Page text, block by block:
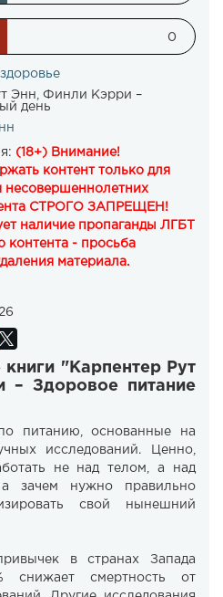
0
Энн, Финли Кэрри –
день
(18+) Внимание!
контент только для
несовершеннолетних
СТРОГО ЗАПРЕЩЕН!
наличие пропаганды ЛГБТ
контента - просьба
материала.
книги "Карпентер Рут
– Здоровое питание
питанию, основанные на
исследований. Ценно,
не над телом, а над
а зачем нужно правильно
свой нынешний
в странах Запада
смертность от